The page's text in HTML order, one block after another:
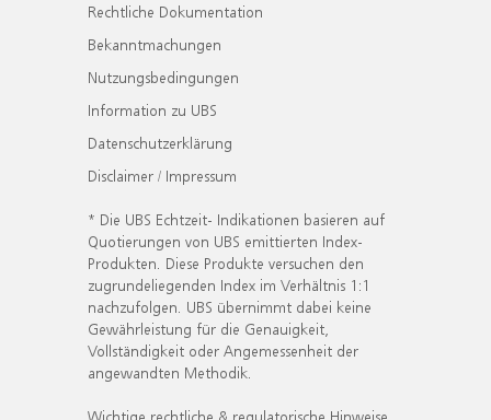
Rechtliche Dokumentation
Bekanntmachungen
Nutzungsbedingungen
Information zu UBS
Datenschutzerklärung
Disclaimer / Impressum
* Die UBS Echtzeit- Indikationen basieren auf
Quotierungen von UBS emittierten Index-
Produkten. Diese Produkte versuchen den
zugrundeliegenden Index im Verhältnis 1:1
nachzufolgen. UBS übernimmt dabei keine
Gewährleistung für die Genauigkeit,
Vollständigkeit oder Angemessenheit der
angewandten Methodik.